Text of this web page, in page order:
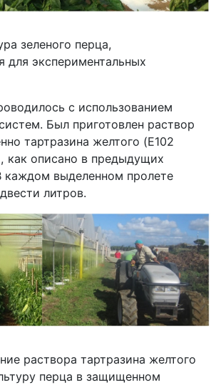
зеленого перца,
для экспериментальных
с использованием
Был приготовлен раствор
тартразина желтого (E102
как описано в предыдущих
каждом выделенном пролете
литров.
раствора тартразина желтого
перца в защищенном